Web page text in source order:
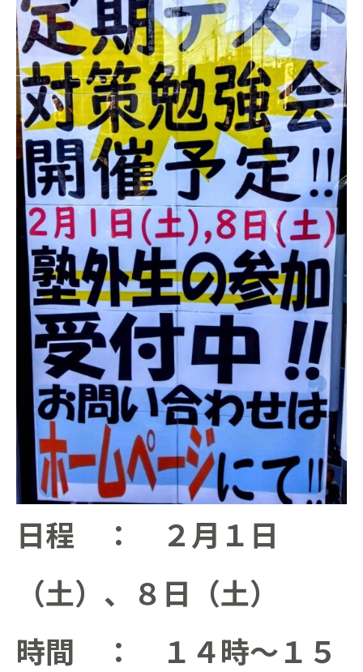
日程 ： ２月１日
（土）、８日（土）
時間 ： １４時～１５